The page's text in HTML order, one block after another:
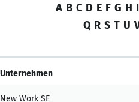
A B C D E F G H I
Q R S T U
Unternehmen
New Work SE